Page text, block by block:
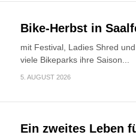
Bike-Herbst in
mit Festival, Ladies Shred
viele Bikeparks ihre Saison...
5. AUGUST 2026
Ein zweites Leben